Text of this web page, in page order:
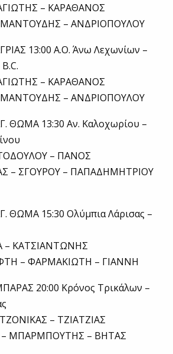
– ΚΑΡΑΘΑΝΟΣ
ΜΑΝΤΟΥΔΗΣ – ΑΝΔΡΙΟΠΟΥΛΟΥ
13:00 Α.Ο. Άνω Λεχωνίων –
– ΚΑΡΑΘΑΝΟΣ
ΜΑΝΤΟΥΔΗΣ – ΑΝΔΡΙΟΠΟΥΛΟΥ
ΘΩΜΑ 13:30 Αν. Καλοχωρίου –
– ΠΑΝΟΣ
– ΣΓΟΥΡΟΥ – ΠΑΠΑΔΗΜΗΤΡΙΟΥ
ΘΩΜΑ 15:30 Ολύμπια Λάρισας –
– ΚΑΤΣΙΑΝΤΩΝΗΣ
– ΦΑΡΜΑΚΙΩΤΗ – ΓΙΑΝΝΗ
20:00 Κρόνος Τρικάλων –
– ΤΖΙΑΤΖΙΑΣ
– ΜΠΑΡΜΠΟΥΤΗΣ – ΒΗΤΑΣ